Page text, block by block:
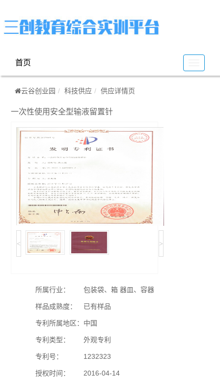
谷
首页
云谷创业园 科技供应 供应详情页
一次性使用安全型输液留置针
< >
所属行业： 包装袋、箱 器皿、容器
样品成熟度： 已有样品
专利所属地区： 中国
专利类型： 外观专利
专利号： 1232323
授权时间： 2016-04-14